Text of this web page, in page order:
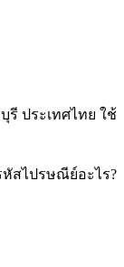
รี ประเทศไทย ใช้
สไปรษณีย์อะไร?